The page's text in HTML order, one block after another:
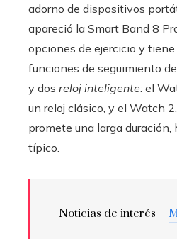
adorno de dispositivos
apareció la Smart Band 8
opciones de ejercicio y
funciones de seguimiento
y dos reloj inteligente: el
un reloj clásico, y el Watch
promete una larga duración,
típico.
Noticias de interés –